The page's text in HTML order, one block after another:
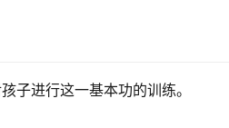
子进行这一基本功的训练。